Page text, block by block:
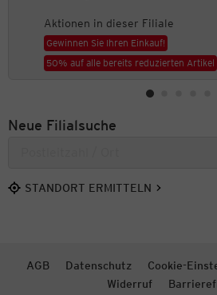
Aktionen in dieser Filiale
Gewinnen Sie Ihren Einkauf!
50% auf alle bereits reduzierten Artikel
Neue Filialsuche
STANDORT ERMITTELN
AGB Datenschutz Cookie-
Widerruf